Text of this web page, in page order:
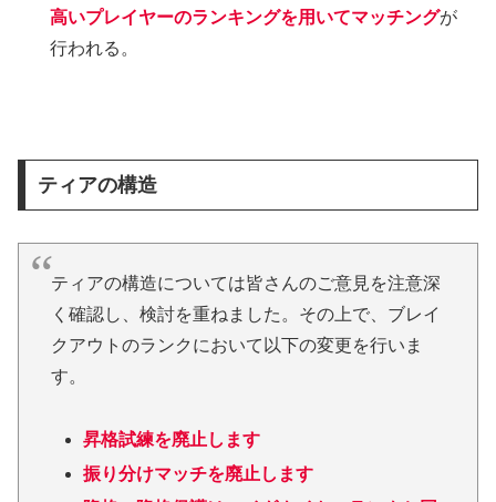
高いプレイヤーのランキングを用いてマッチングが
行われる。
ティアの構造
ティアの構造については皆さんのご意見を注意深
く確認し、検討を重ねました。その上で、ブレイ
クアウトのランクにおいて以下の変更を行いま
す。
昇格試練を廃止します
振り分けマッチを廃止します